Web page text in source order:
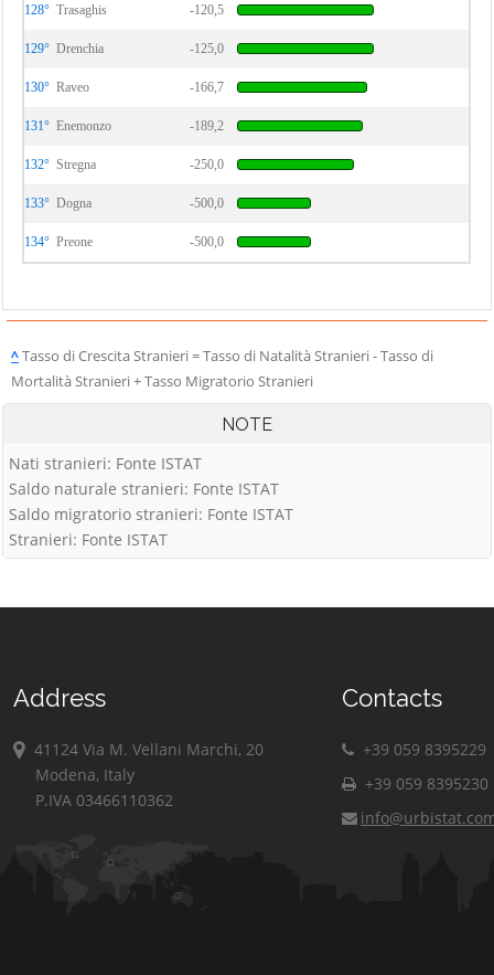
128° Trasaghis -120,5
129° Drenchia -125,0
130° Raveo -166,7
131° Enemonzo -189,2
132° Stregna -250,0
133° Dogna -500,0
134° Preone -500,0
^Tasso di Crescita Stranieri = Tasso di Natalità Stranieri - Tasso di
Mortalità Stranieri + Tasso Migratorio Stranieri
NOTE
Nati stranieri: Fonte ISTAT
Saldo naturale stranieri: Fonte ISTAT
Saldo migratorio stranieri: Fonte ISTAT
Stranieri: Fonte ISTAT
Address
41124 Via M. Vellani Marchi, 20
Modena, Italy
P.IVA 03466110362
Contacts
+39 059 8395229
+39 059 8395230